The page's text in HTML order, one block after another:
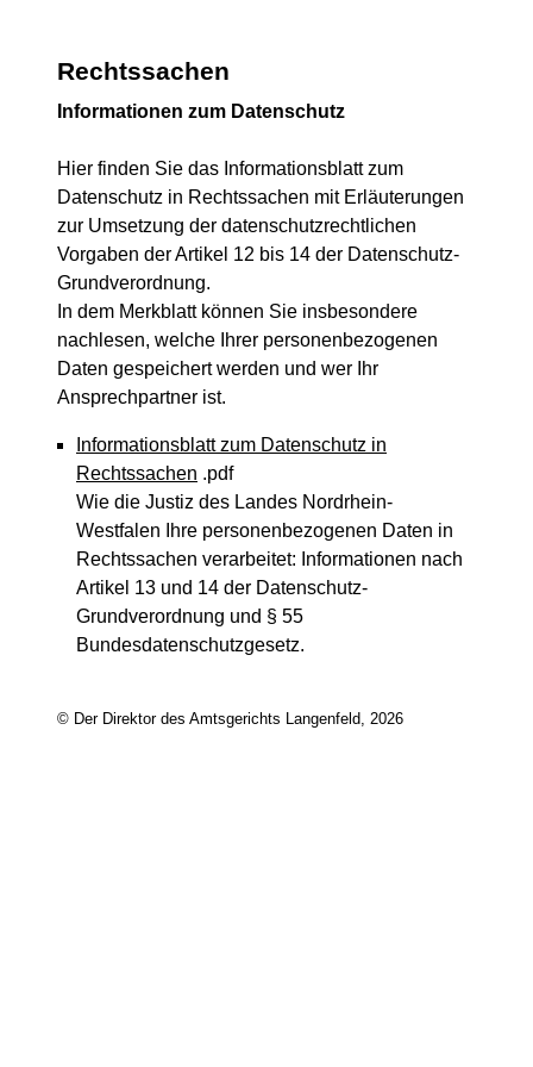
Rechtssachen
Informationen zum Datenschutz
Hier finden Sie das Informationsblatt zum
Datenschutz in Rechtssachen mit Erläuterungen
zur Umsetzung der datenschutzrechtlichen
Vorgaben der Artikel 12 bis 14 der Datenschutz-
Grundverordnung.
In dem Merkblatt können Sie insbesondere
nachlesen, welche Ihrer personenbezogenen
Daten gespeichert werden und wer Ihr
Ansprechpartner ist.
Informationsblatt zum Datenschutz in
Rechtssachen .pdf
Wie die Justiz des Landes Nordrhein-
Westfalen Ihre personenbezogenen Daten in
Rechtssachen verarbeitet: Informationen nach
Artikel 13 und 14 der Datenschutz-
Grundverordnung und § 55
Bundesdatenschutzgesetz.
© Der Direktor des Amtsgerichts Langenfeld, 2026